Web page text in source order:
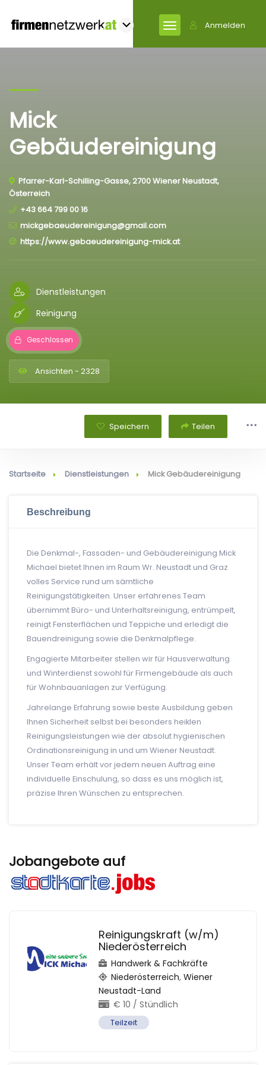
Anmelden
Mick
Gebäudereinigung
Pfarrer-Karl-Schilling-Gasse, 2700 Wiener Neustadt,
Österreich
+43 664 799 00 16
mickgebaeudereinigung@gmail.com
https://www.gebaeudereinigung-mick.at
Dienstleistungen
Reinigung
Geschlossen
Ansichten - 2328
Speichern Teilen
Startseite Dienstleistungen Mick Gebäudereinigung
Beschreibung
Die Denkmal-, Fassaden- und Gebäudereinigung Mick
Michael bietet Ihnen im Raum Wr. Neustadt und Graz
volles Service rund um sämtliche
Reinigungstätigkeiten. Unser erfahrenes Team
übernimmt Büro- und Unterhaltsreinigung, entrümpelt,
reinigt Fensterflächen und Teppiche und erledigt die
Bauendreinigung sowie die Denkmalpflege.
Engagierte Mitarbeiter stellen wir für Hausverwaltung
und Winterdienst sowohl für Firmengebäude als auch
für Wohnbauanlagen zur Verfügung.
Jahrelange Erfahrung sowie beste Ausbildung geben
Ihnen Sicherheit selbst bei besonders heiklen
Reinigungsleistungen wie der absolut hygienischen
Ordinationsreinigung in und um Wiener Neustadt.
Unser Team erhält vor jedem neuen Auftrag eine
individuelle Einschulung, so dass es uns möglich ist,
präzise Ihren Wünschen zu entsprechen.
Jobangebote auf
Reinigungskraft (w/m)
Niederösterreich
Handwerk & Fachkräfte
Niederösterreich, Wiener
Neustadt-Land
€ 10 / Stündlich
Teilzeit